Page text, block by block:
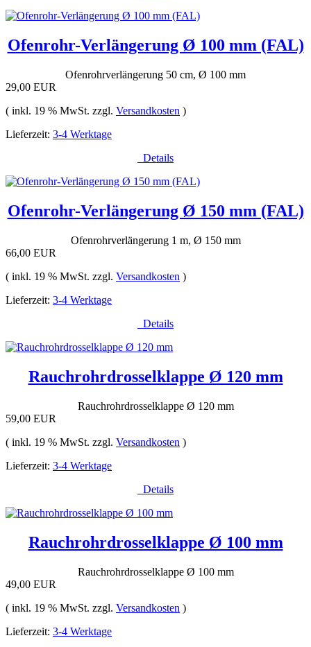
Ofenrohr-Verlängerung Ø 100 mm (FAL)
Ofenrohrverlängerung 50 cm, Ø 100 mm
29,00 EUR
( inkl. 19 % MwSt. zzgl. Versandkosten )
Lieferzeit: 3-4 Werktage
Details
Ofenrohr-Verlängerung Ø 150 mm (FAL)
Ofenrohrverlängerung 1 m, Ø 150 mm
66,00 EUR
( inkl. 19 % MwSt. zzgl. Versandkosten )
Lieferzeit: 3-4 Werktage
Details
Rauchrohrdrosselklappe Ø 120 mm
Rauchrohrdrosselklappe Ø 120 mm
59,00 EUR
( inkl. 19 % MwSt. zzgl. Versandkosten )
Lieferzeit: 3-4 Werktage
Details
Rauchrohrdrosselklappe Ø 100 mm
Rauchrohrdrosselklappe Ø 100 mm
49,00 EUR
( inkl. 19 % MwSt. zzgl. Versandkosten )
Lieferzeit: 3-4 Werktage